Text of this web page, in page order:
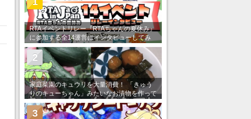
RTAイベントリレー『RTAちゃんの夏休み』
に参加する全14運営にインタビューしてみ
た！ 「RTA in Japan」のチャンネルの貸し
出しを利用し8/9から1週間にわたって開催
家庭菜園のキュウリを大量消費！ 「きゅう
りのキューちゃん」みたいなお漬物を作って
みた
2
3